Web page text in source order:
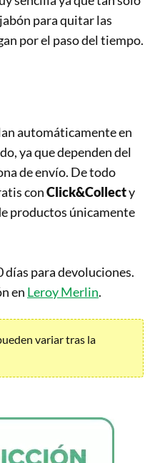
para quitar las
por el paso del tiempo.
automáticamente en
ya que dependen del
de envío. De todo
conClick&Collecty
productos únicamente
días para devoluciones.
en Leroy Merlin.
variar tras la